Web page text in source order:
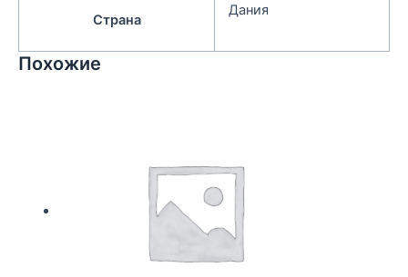
Страна
Дания
Похожие